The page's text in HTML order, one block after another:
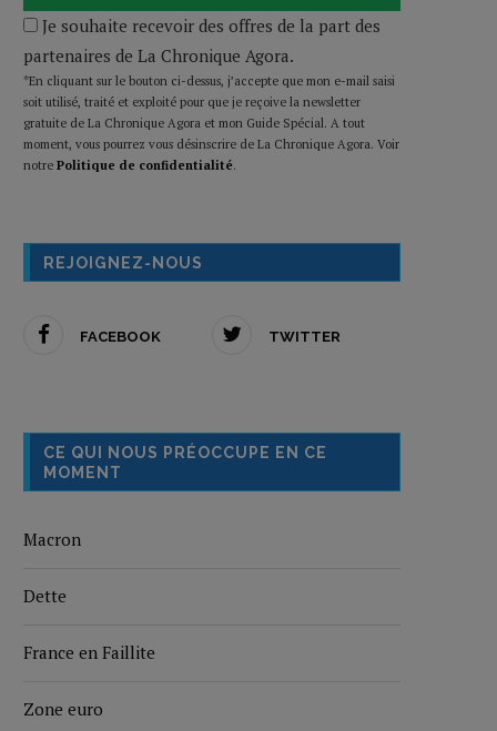
Je souhaite recevoir des offres de la part des
partenaires de La Chronique Agora.
*En cliquant sur le bouton ci-dessus, j’accepte que mon e-mail saisi
soit utilisé, traité et exploité pour que je reçoive la newsletter
gratuite de La Chronique Agora et mon Guide Spécial. A tout
moment, vous pourrez vous désinscrire de La Chronique Agora. Voir
notre Politique de confidentialité.
REJOIGNEZ-NOUS
FACEBOOK TWITTER
CE QUI NOUS PRÉOCCUPE EN CE
MOMENT
Macron
Dette
France en Faillite
Zone euro